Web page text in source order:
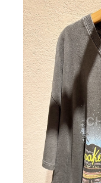
ACC&SHOE
BIG SALE
CA made